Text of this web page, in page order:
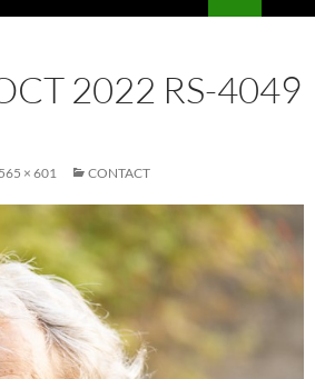
2022 RS-4049
565 × 601 CONTACT